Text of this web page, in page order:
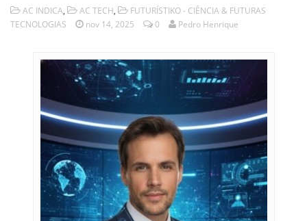
AC INDICA, AC TECH,
FUTURÍSTIKO - CIÊNCIA & FUTURAS
TECNOLOGIAS
nov 14, 2025 0 Pedro Henrique